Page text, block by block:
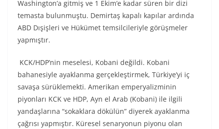
Washington’a gitmiş ve 1 Ekim’e kadar süren bir dizi
temasta bulunmuştu. Demirtaş kapalı kapılar ardında
ABD Dışişleri ve Hükümet temsilcileriyle görüşmeler
yapmıştır.
KCK/HDP’nin meselesi, Kobani değildi. Kobani
bahanesiyle ayaklanma gerçekleştirmek, Türkiye’yi iç
savaşa sürüklemekti. Amerikan emperyalizminin
piyonları KCK ve HDP, Ayn el Arab (Kobani) ile ilgili
yandaşlarına “sokaklara dökülün” diyerek ayaklanma
çağrısı yapmıştır. Küresel senaryonun piyonu olan